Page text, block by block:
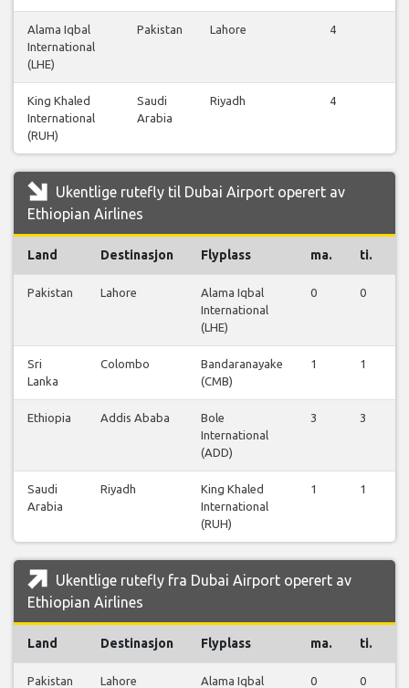
Alama Iqbal
International
(LHE)
Pakistan Lahore
4
King Khaled
International
(RUH)
Saudi
Arabia
Riyadh
4
Ukentlige rutefly til Dubai Airport operert av
Ethiopian Airlines
Land Destinasjon Flyplass ma. ti.
Pakistan Lahore
Alama Iqbal
International
(LHE)
0 0
Sri
Lanka
Colombo
Bandaranayake
(CMB)
1 1
Ethiopia Addis Ababa
Bole
International
(ADD)
3 3
Saudi
Arabia
Riyadh
King Khaled
International
(RUH)
1 1
Ukentlige rutefly fra Dubai Airport operert av
Ethiopian Airlines
Land Destinasjon Flyplass ma. ti.
Pakistan Lahore
Alama Iqbal
0 0